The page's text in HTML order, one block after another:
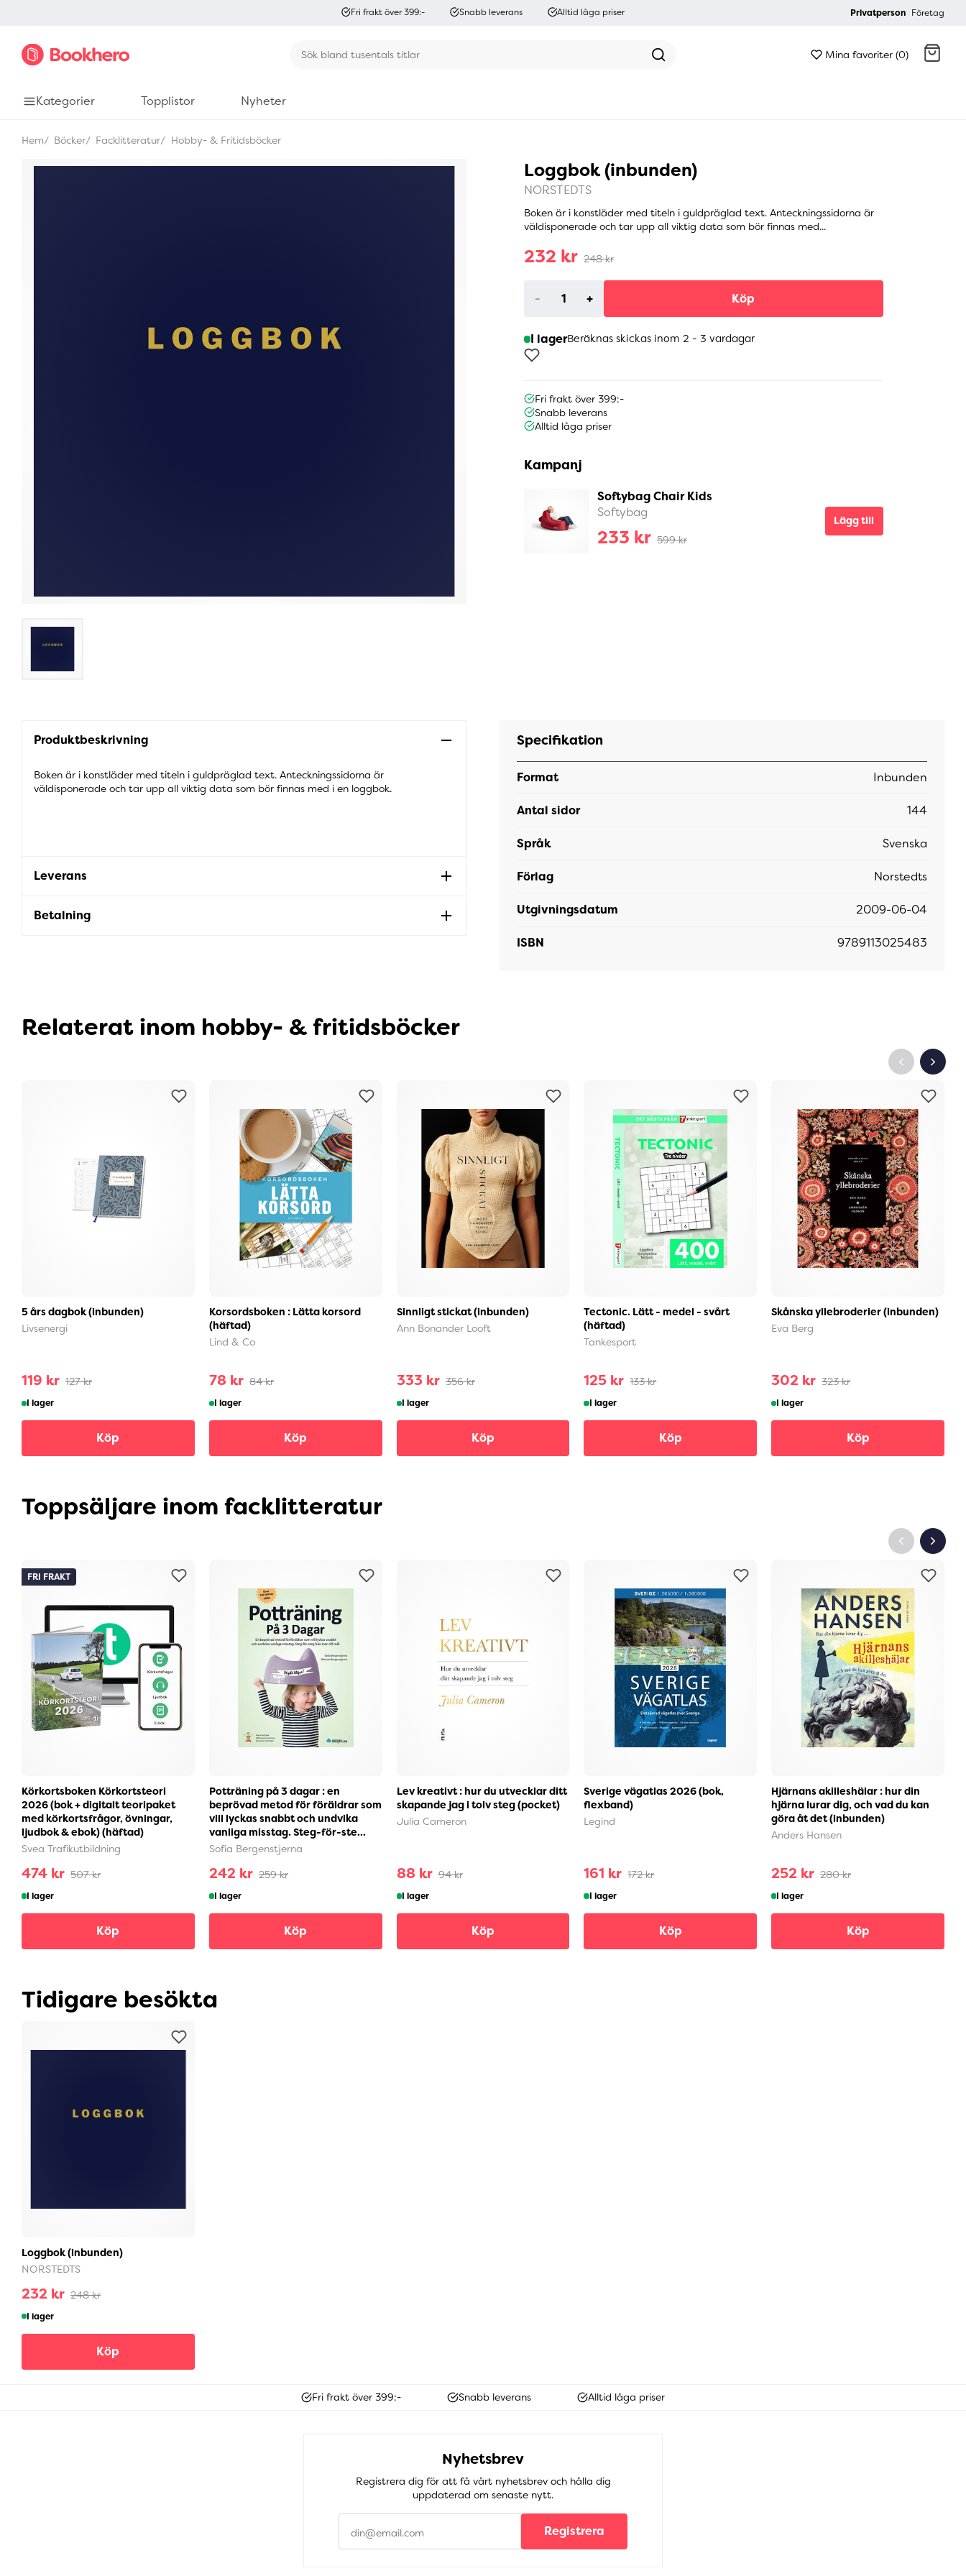
Fri frakt över 399:- Snabb leverans Alltid låga priser Privatperson Företag
Mina favoriter (0)
Kategorier Topplistor Nyheter
Hem Böcker Facklitteratur Hobby- & Fritidsböcker
Loggbok (inbunden)
NORSTEDTS
Boken är i konstläder med titeln i guldpräglad text. Anteckningssidorna är
väldisponerade och tar upp all viktig data som bör finnas med...
232 kr 248 kr
- + Köp
I lagerBeräknas skickas inom 2 - 3 vardagar
Fri frakt över 399:-
Snabb leverans
Alltid låga priser
Kampanj
Softybag Chair Kids
Softybag
233 kr 599 kr
Lägg till
Produktbeskrivning
Boken är i konstläder med titeln i guldpräglad text. Anteckningssidorna är
väldisponerade och tar upp all viktig data som bör finnas med i en loggbok.
Leverans
Betalning
Specifikation
Format Inbunden
Antal sidor 144
Språk Svenska
Förlag Norstedts
Utgivningsdatum 2009-06-04
ISBN 9789113025483
Relaterat inom hobby- & fritidsböcker
5 års dagbok (inbunden)
Livsenergi
119 kr 127 kr
I lager
Köp
Korsordsboken : Lätta korsord
(häftad)
Lind & Co
78 kr 84 kr
I lager
Köp
Sinnligt stickat (inbunden)
Ann Bonander Looft
333 kr 356 kr
I lager
Köp
Tectonic. Lätt - medel - svårt
(häftad)
Tankesport
125 kr 133 kr
I lager
Köp
Skånska yllebroderier (inbunden)
Eva Berg
302 kr 323 kr
I lager
Köp
Toppsäljare inom facklitteratur
Körkortsboken Körkortsteori
2026 (bok + digitalt teoripaket
med körkortsfrågor, övningar,
ljudbok & ebok) (häftad)
Svea Trafikutbildning
474 kr 507 kr
FRI FRAKT
I lager
Köp
Potträning på 3 dagar : en
beprövad metod för föräldrar som
vill lyckas snabbt och undvika
vanliga misstag. Steg-för-ste...
Sofia Bergenstjerna
242 kr 259 kr
I lager
Köp
Lev kreativt : hur du utvecklar ditt
skapande jag i tolv steg (pocket)
Julia Cameron
88 kr 94 kr
I lager
Köp
Sverige vägatlas 2026 (bok,
flexband)
Legind
161 kr 172 kr
I lager
Köp
Hjärnans akilleshälar : hur din
hjärna lurar dig, och vad du kan
göra åt det (inbunden)
Anders Hansen
252 kr 280 kr
I lager
Köp
Tidigare besökta
Loggbok (inbunden)
NORSTEDTS
232 kr 248 kr
I lager
Köp
Fri frakt över 399:- Snabb leverans Alltid låga priser
Nyhetsbrev
Registrera dig för att få vårt nyhetsbrev och hålla dig
uppdaterad om senaste nytt.
Registrera